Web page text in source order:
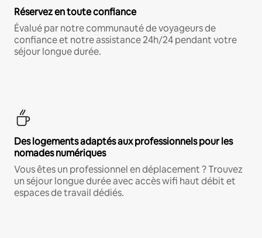
Réservez en toute confiance
Évalué par notre communauté de voyageurs de
confiance et notre assistance 24h/24 pendant votre
séjour longue durée.
Des logements adaptés aux professionnels pour les
nomades numériques
Vous êtes un professionnel en déplacement ? Trouvez
un séjour longue durée avec accès wifi haut débit et
espaces de travail dédiés.